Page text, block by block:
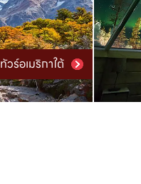
ทัวร์อเมริกาใต้